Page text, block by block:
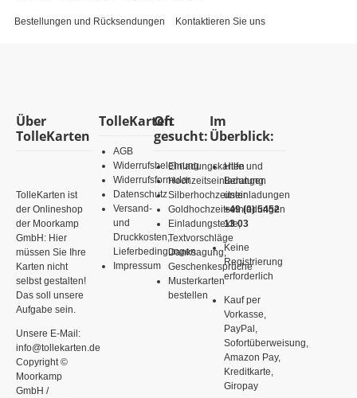
Bestellungen und Rücksendungen Kontaktieren Sie uns
Über
TolleKarten
TolleKarten ist
der Onlineshop
der Moorkamp
GmbH: Hier
müssen Sie Ihre
Karten nicht
selbst gestalten!
Das soll unsere
Aufgabe sein.
Unsere E-Mail:
info@tollekarten.de
Copyright ©
Moorkamp
GmbH /
TolleKarten
AGB
Widerrufsbelehrung
Widerrufsformular
Datenschutz
Versand-
und
Druckkosten,
Lieferbedingungen
Impressum
Oft
gesucht:
Einladungskarten
Hochzeitseinladungen
Silberhochzeitseinladungen
Goldhochzeitseinladungen
Einladungstexte,
Textvorschläge
Danksagung,
Geschenkesprüche
Musterkarten
bestellen
Im
Überblick:
Hilfe und
Beratung
unter
+49 (0) 5452
13 03
Keine
Registrierung
erforderlich
Kauf per
Vorkasse,
PayPal,
Sofortüberweisung,
Amazon Pay,
Kreditkarte,
Giropay